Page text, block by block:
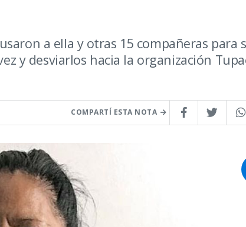
a ella y otras 15 compañeras para
y desviarlos hacia la organización
COMPARTÍ ESTA NOTA